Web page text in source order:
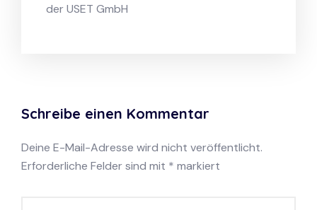
der USET GmbH
Schreibe einen Kommentar
Deine E-Mail-Adresse wird nicht veröffentlicht.
Erforderliche Felder sind mit * markiert